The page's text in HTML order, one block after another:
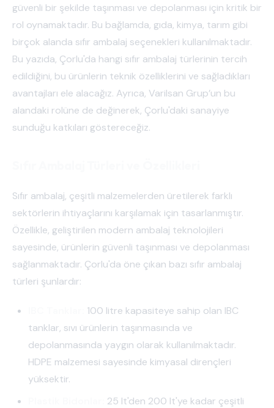
güvenli bir şekilde taşınması ve depolanması için kritik bir
rol oynamaktadır. Bu bağlamda, gıda, kimya, tarım gibi
birçok alanda sıfır ambalaj seçenekleri kullanılmaktadır.
Bu yazıda, Çorlu'da hangi sıfır ambalaj türlerinin tercih
edildiğini, bu ürünlerin teknik özelliklerini ve sağladıkları
avantajları ele alacağız. Ayrıca, Varilsan Grup’un bu
alandaki rolüne de değinerek, Çorlu'daki sanayiye
sunduğu katkıları göstereceğiz.
Sıfır ambalaj, çeşitli malzemelerden üretilerek farklı
sektörlerin ihtiyaçlarını karşılamak için tasarlanmıştır.
Özellikle, geliştirilen modern ambalaj teknolojileri
sayesinde, ürünlerin güvenli taşınması ve depolanması
sağlanmaktadır. Çorlu'da öne çıkan bazı sıfır ambalaj
türleri şunlardır:
100 litre kapasiteye sahip olan IBC
tanklar, sıvı ürünlerin taşınmasında ve
depolanmasında yaygın olarak kullanılmaktadır.
HDPE malzemesi sayesinde kimyasal dirençleri
yüksektir.
25 lt'den 200 lt'ye kadar çeşitli